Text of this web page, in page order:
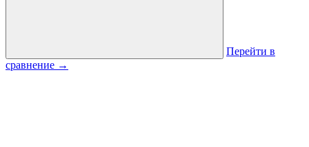
Перейти в
сравнение →